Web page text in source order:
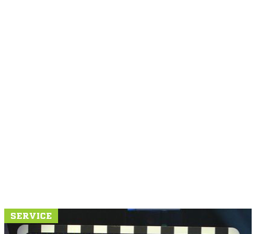
SERVICE